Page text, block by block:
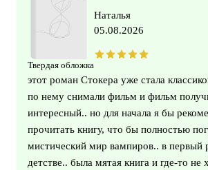
Твердая обложка
Наталья
05.08.2026
этот роман Стокера уже стала
по нему снимали фильм и фильм
интересный.. но для начала я бы
прочитать книгу, что бы полностью
мистический мир вампиров.. в первый
детстве.. была мятая книга и где-то не